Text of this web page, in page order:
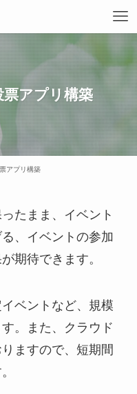
アプリ構築
アプリ構築
たまま、イベント
、イベントの参加
期待できます。
ベントなど、規模
。また、クラウド
ますので、短期間